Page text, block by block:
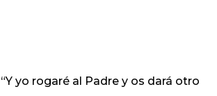
“Y yo rogaré al Padre y os dará otro